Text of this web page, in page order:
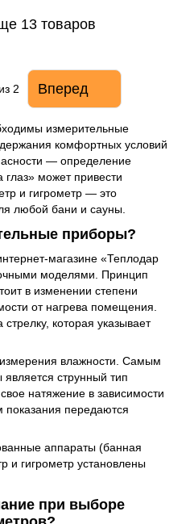
13 товаров
из 2 Вперед
измерительные
комфортных условий
— определение
может привести
и гигрометр — это
любой бани и сауны.
приборы?
магазине «Теплодар
моделями. Принцип
в изменении степени
от нагрева помещения.
которая указывает
влажности. Самым
струнный тип
натяжение в зависимости
показания передаются
аппараты (банная
и гигрометр установлены
при выборе